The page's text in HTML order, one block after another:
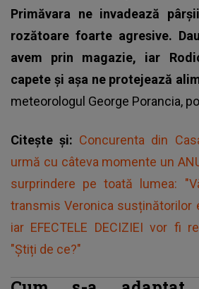
Primăvara ne invadează
rozătoare foarte agresive.
avem prin magazie, iar
capete şi aşa ne protejează
meteorologul George Porancia,
Citește și: Concurenta din
urmă cu câteva momente un
surprindere pe toată lumea:
transmis Veronica susținătorilor
iar EFECTELE DECIZIEI vor fi
"Știți de ce?"